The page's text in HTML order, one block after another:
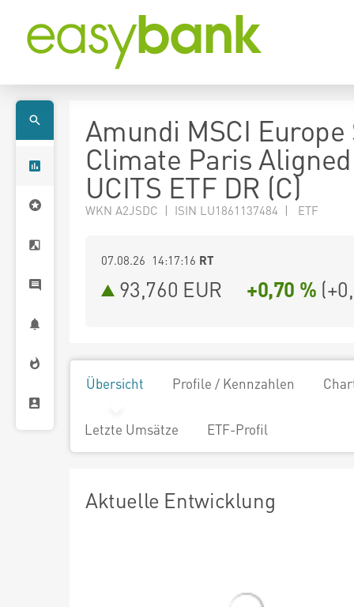
Amundi MSCI Europe
Climate Paris
UCITS ETF DR (C)
WKN A2JSDC | ISIN LU1861137484 | ETF
07.08.26 14:17:16 RT
93,760 EUR +0,70 % (
Übersicht Profile / Kennzahlen
Letzte Umsätze ETF-Profil
Aktuelle Entwicklung